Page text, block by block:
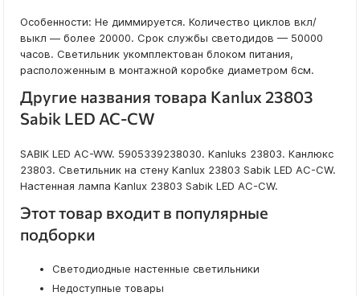
Особенности: Не диммируется. Количество циклов вкл/
выкл — более 20000. Срок службы светодидов — 50000
часов. Светильник укомплектован блоком питания,
расположенным в монтажной коробке диаметром 6см.
Другие названия товара Kanlux 23803
Sabik LED AC-CW
SABIK LED AC-WW. 5905339238030. Kanluks 23803. Канлюкс
23803. Светильник на стену Kanlux 23803 Sabik LED AC-CW.
Настенная лампа Kanlux 23803 Sabik LED AC-CW.
Этот товар входит в популярные
подборки
Светодиодные настенные светильники
Недоступные товары